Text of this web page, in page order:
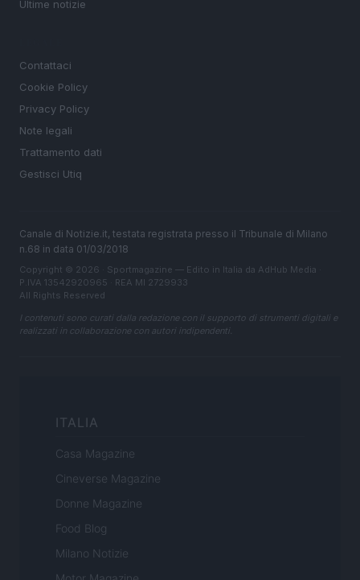
Ultime notizie
Contattaci
Cookie Policy
Privacy Policy
Note legali
Trattamento dati
Gestisci Utiq
Canale di Notizie.it, testata registrata presso il Tribunale di Milano
n.68 in data 01/03/2018
Copyright © 2026 · Sportmagazine — Edito in Italia da AdHub Media
P.IVA 13542920965 · REA MI 2729933
All Rights Reserved
I contenuti sono curati dalla redazione con il supporto di strumenti digitali e
realizzati in collaborazione con autori indipendenti.
ITALIA
Casa Magazine
Cineverse Magazine
Donne Magazine
Food Blog
Milano Notizie